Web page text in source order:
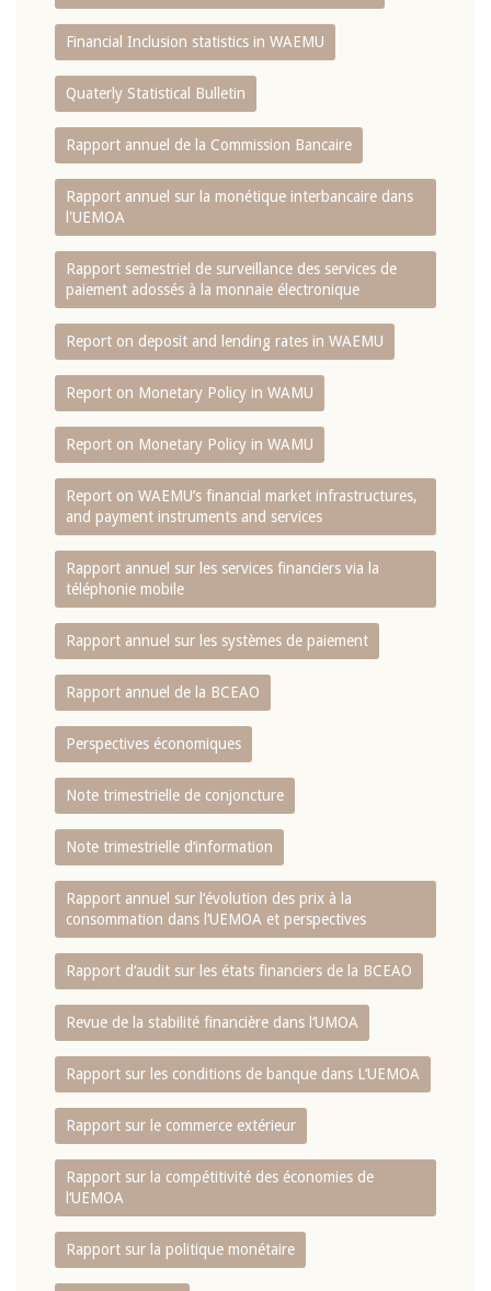
Financial Inclusion statistics in WAEMU
Quaterly Statistical Bulletin
Rapport annuel de la Commission Bancaire
Rapport annuel sur la monétique interbancaire dans
l'UEMOA
Rapport semestriel de surveillance des services de
paiement adossés à la monnaie électronique
Report on deposit and lending rates in WAEMU
Report on Monetary Policy in WAMU
Report on Monetary Policy in WAMU
Report on WAEMU’s financial market infrastructures,
and payment instruments and services
Rapport annuel sur les services financiers via la
téléphonie mobile
Rapport annuel sur les systèmes de paiement
Rapport annuel de la BCEAO
Perspectives économiques
Note trimestrielle de conjoncture
Note trimestrielle d‘information
Rapport annuel sur l‘évolution des prix à la
consommation dans l‘UEMOA et perspectives
Rapport d‘audit sur les états financiers de la BCEAO
Revue de la stabilité financière dans l‘UMOA
Rapport sur les conditions de banque dans L‘UEMOA
Rapport sur le commerce extérieur
Rapport sur la compétitivité des économies de
l‘UEMOA
Rapport sur la politique monétaire